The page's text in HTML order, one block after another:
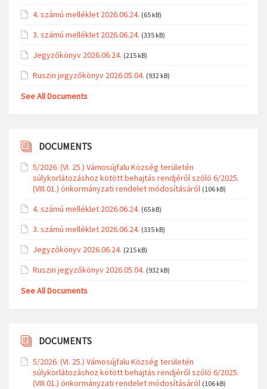
4. számú melléklet 2026.06.24. (65 kB)
3. számú melléklet 2026.06.24. (335 kB)
Jegyzőkönyv 2026.06.24. (215 kB)
Ruszin jegyzőkönyv 2026.05.04. (932 kB)
See All Documents
DOCUMENTS
5/2026. (VI. 25.) Vámosújfalu Község területén
súlykorlátozáshoz kötött behajtás rendjéről szóló 6/2025.
(VIII.01.) önkormányzati rendelet módosításáról (106 kB)
4. számú melléklet 2026.06.24. (65 kB)
3. számú melléklet 2026.06.24. (335 kB)
Jegyzőkönyv 2026.06.24. (215 kB)
Ruszin jegyzőkönyv 2026.05.04. (932 kB)
See All Documents
DOCUMENTS
5/2026. (VI. 25.) Vámosújfalu Község területén
súlykorlátozáshoz kötött behajtás rendjéről szóló 6/2025.
(VIII.01.) önkormányzati rendelet módosításáról (106 kB)